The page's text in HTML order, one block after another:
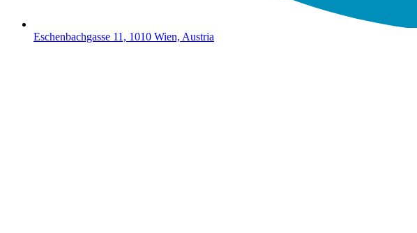
Eschenbachgasse 11, 1010 Wien, Austria